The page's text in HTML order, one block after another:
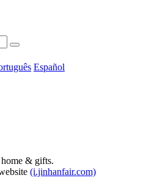
Español
& gifts.
(i.jinhanfair.com)